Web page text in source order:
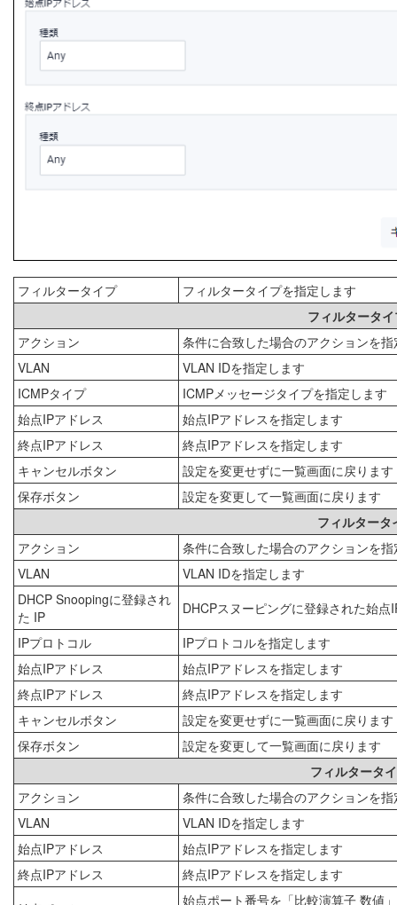
フィルタータイプ
フィルタータイプを指定します
フィルタータ
アクション
条件に合致した場合のアクションを
VLAN
VLAN IDを指定します
ICMPタイプ
ICMPメッセージタイプを指定します
始点IPアドレス
始点IPアドレスを指定します
終点IPアドレス
終点IPアドレスを指定します
キャンセルボタン
設定を変更せずに一覧画面に戻ります
保存ボタン
設定を変更して一覧画面に戻ります
フィルタータ
アクション
条件に合致した場合のアクションを
VLAN
VLAN IDを指定します
DHCP Snoopingに登録され
た IP
DHCPスヌーピングに登録された始
IPプロトコル
IPプロトコルを指定します
始点IPアドレス
始点IPアドレスを指定します
終点IPアドレス
終点IPアドレスを指定します
キャンセルボタン
設定を変更せずに一覧画面に戻ります
保存ボタン
設定を変更して一覧画面に戻ります
フィルタータ
アクション
条件に合致した場合のアクションを
VLAN
VLAN IDを指定します
始点IPアドレス
始点IPアドレスを指定します
終点IPアドレス
終点IPアドレスを指定します
始点ポート番号を「比較演算子 数値